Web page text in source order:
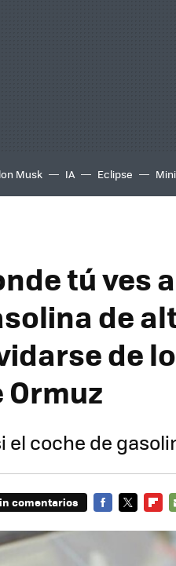
Musk IA Eclipse
tú ves
de
de
Ormuz
el coche de
comentarios